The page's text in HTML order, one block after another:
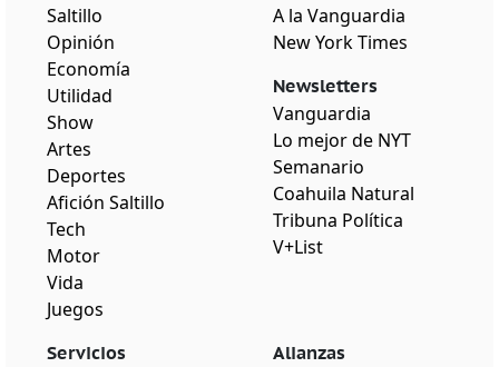
Saltillo
Opinión
Economía
Utilidad
Show
Artes
Deportes
Afición Saltillo
Tech
Motor
Vida
Juegos
A la Vanguardia
New York Times
Newsletters
Vanguardia
Lo mejor de NYT
Semanario
Coahuila Natural
Tribuna Política
V+List
Servicios Alianzas